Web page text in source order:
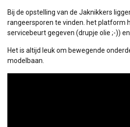
Bij de opstelling van de Jaknikkers
rangeersporen te vinden. het platform
servicebeurt gegeven (drupje olie ;-))
Het is altijd leuk om bewegende
modelbaan.